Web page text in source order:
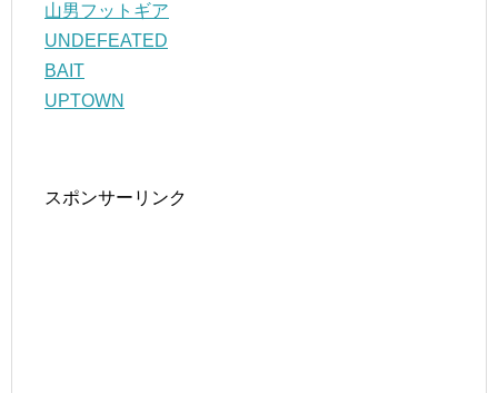
山男フットギア
UNDEFEATED
BAIT
UPTOWN
スポンサーリンク